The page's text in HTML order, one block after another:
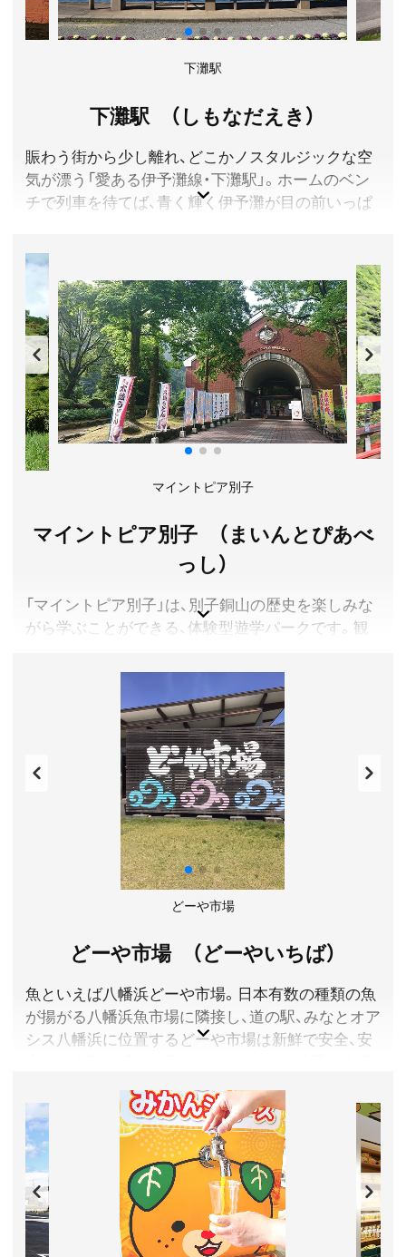
下灘駅
下灘駅 （しもなだえき）
賑わう街から少し離れ、どこかノスタルジックな空
気が漂う「愛ある伊予灘線・下灘駅」。ホームのベン
チで列車を待てば、青く輝く伊予灘が目の前いっぱ
マの舞台にもなっています。忙しい日常から少し距
離をおいて、下灘駅でゆったり時間を楽しみません
か？
愛媛県伊予市
アクセス／JR松山駅より普通列車で約1時間 ※駅に駐車
場はありません。
所在地／愛媛県伊予市双海町
マイントピア別子
マイントピア別子 （まいんとぴあべ
っし）
「マイントピア別子」は、別子銅山の歴史を楽しみな
がら学ぶことができる、体験型遊学パークです。観
ピチュ」と呼ばれる絶景を味わえる「東平（とうなる）
ゾーン」に向かうバスツアーがオススメです。温泉
施設やおみやげコーナーもございますので、気軽に
お立ち寄りくださいませ。
愛媛県新居浜市
料金／【鉱山観光】大人1,300円、中高生900円、3歳以上
700円 【砂金採り体験】中学生以上650円、3歳～小学生
550円 【東平バスツアー】中学生以上1,500円、3歳～小
営業時間／【鉱山観光】9:00～18:00(最終受付は17:00・季
節により変動あり) ※バスツアー、砂金採り体験の営業
定休日／毎年2月に2週間程度休館
アクセス／JR新居浜駅より車で約20分 ※詳しくは公
式サイトをご確認ください。
所在地／愛媛県新居浜市立川町707-3
お問い合わせ／0897-43-1801
マイントピア別子 公式サイト
どーや市場
どーや市場 （どーやいちば）
魚といえば八幡浜どーや市場。日本有数の種類の魚
が揚がる八幡浜魚市場に隣接し、道の駅、みなとオア
シス八幡浜に位置するどーや市場は新鮮で安全、安
とでも有名です。
愛媛県八幡浜市
入場料／無料
営業時間／8:00～16:00(売り切れにより閉店する場合も
あり)
定休日／不定休
アクセス／JR八幡浜駅より車で約5分。八幡浜フェリー